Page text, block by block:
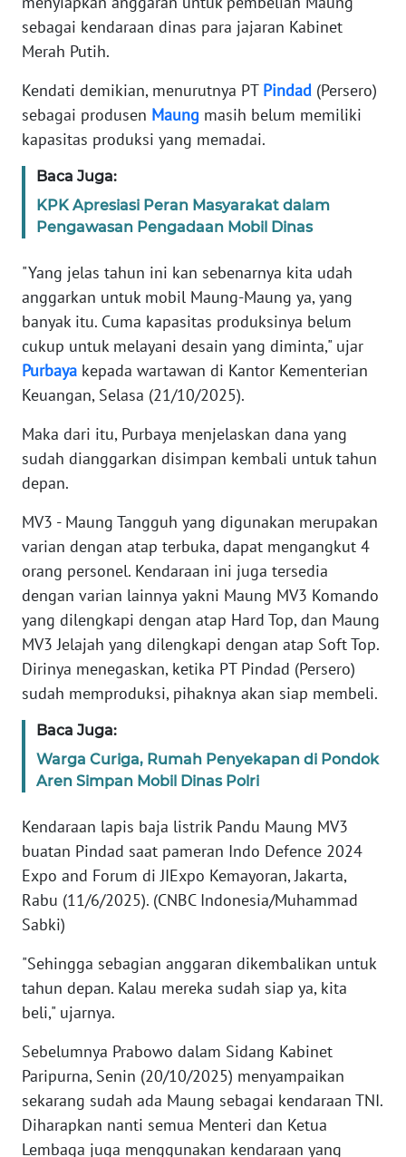
sebagai kendaraan dinas para jajaran Kabinet
Merah Putih.
Kendati demikian, menurutnya PT Pindad (Persero)
sebagai produsen Maung masih belum memiliki
kapasitas produksi yang memadai.
Baca Juga:
KPK Apresiasi Peran Masyarakat dalam
Pengawasan Pengadaan Mobil Dinas
"Yang jelas tahun ini kan sebenarnya kita udah
anggarkan untuk mobil Maung-Maung ya, yang
banyak itu. Cuma kapasitas produksinya belum
cukup untuk melayani desain yang diminta," ujar
Purbaya kepada wartawan di Kantor Kementerian
Keuangan, Selasa (21/10/2025).
Maka dari itu, Purbaya menjelaskan dana yang
sudah dianggarkan disimpan kembali untuk tahun
depan.
MV3 - Maung Tangguh yang digunakan merupakan
varian dengan atap terbuka, dapat mengangkut 4
orang personel. Kendaraan ini juga tersedia
dengan varian lainnya yakni Maung MV3 Komando
yang dilengkapi dengan atap Hard Top, dan Maung
MV3 Jelajah yang dilengkapi dengan atap Soft Top.
Dirinya menegaskan, ketika PT Pindad (Persero)
sudah memproduksi, pihaknya akan siap membeli.
Baca Juga:
Warga Curiga, Rumah Penyekapan di Pondok
Aren Simpan Mobil Dinas Polri
Kendaraan lapis baja listrik Pandu Maung MV3
buatan Pindad saat pameran Indo Defence 2024
Expo and Forum di JIExpo Kemayoran, Jakarta,
Rabu (11/6/2025). (CNBC Indonesia/Muhammad
Sabki)
"Sehingga sebagian anggaran dikembalikan untuk
tahun depan. Kalau mereka sudah siap ya, kita
beli," ujarnya.
Sebelumnya Prabowo dalam Sidang Kabinet
Paripurna, Senin (20/10/2025) menyampaikan
sekarang sudah ada Maung sebagai kendaraan TNI.
Diharapkan nanti semua Menteri dan Ketua
Lembaga juga menggunakan kendaraan yang
Informasi
INDEKS
KONTAK
INFO
IKLAN
KAMI
PEDOMAN
MEDIA
SIBER
REDAKSI
KARIR
DISCLAIMER
Wahana
Regional
WN
SUMUT
WN
WN
JABAR
WN
BANTEN
WN
WN
KEPRI
PAPUA
WN
BARAT